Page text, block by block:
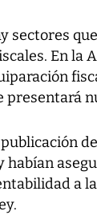
sectores
En la
presentará
habían
a